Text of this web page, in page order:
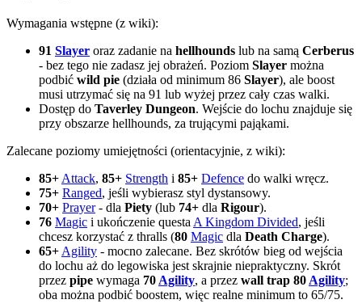
Wymagania wstępne (z wiki):
91 Slayer oraz zadanie na hellhounds lub na samą Cerberus
- bez tego nie zadasz jej obrażeń. Poziom Slayer można
podbić wild pie (działa od minimum 86 Slayer), ale boost
musi utrzymać się na 91 lub wyżej przez cały czas walki.
Dostęp do Taverley Dungeon. Wejście do lochu znajduje się
przy obszarze hellhounds, za trującymi pająkami.
Zalecane poziomy umiejętności (orientacyjnie, z wiki):
85+ Attack, 85+ Strength i 85+ Defence do walki wręcz.
75+ Ranged, jeśli wybierasz styl dystansowy.
70+ Prayer- dla Piety (lub 74+ dla Rigour).
76 Magic i ukończenie questa A Kingdom Divided, jeśli
chcesz korzystać z thralls (80 Magic dla Death Charge).
65+ Agility - mocno zalecane. Bez skrótów bieg od wejścia
do lochu aż do legowiska jest skrajnie niepraktyczny. Skrót
przez pipe wymaga 70 Agility, a przez wall trap 80 Agility;
oba można podbić boostem, więc realne minimum to 65/75.